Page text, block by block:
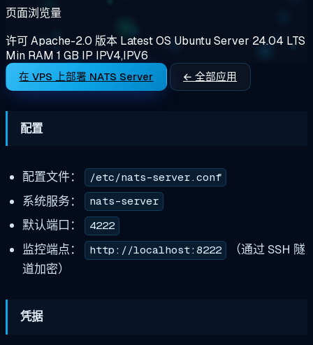
页面浏览量
许可Apache-2.0 版本 LatestOS Ubuntu Server 24.04 LTS
Min RAM 1 GB IP IPV4,IPV6
在 VPS 上部署 NATS Server ← 全部应用
配置
配置文件： /etc/nats-server.conf
系统服务： nats-server
默认端口： 4222
监控端点： http://localhost:8222
（通过 SSH 隧
道加密）
凭据